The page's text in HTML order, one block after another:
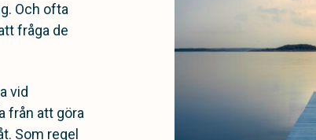
Och ofta
fråga de
vid
från att göra
Som regel